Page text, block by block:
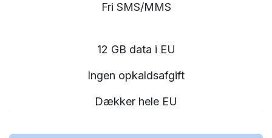
Fri SMS/MMS
12 GB data i EU
Ingen opkaldsafgift
Dækker hele EU